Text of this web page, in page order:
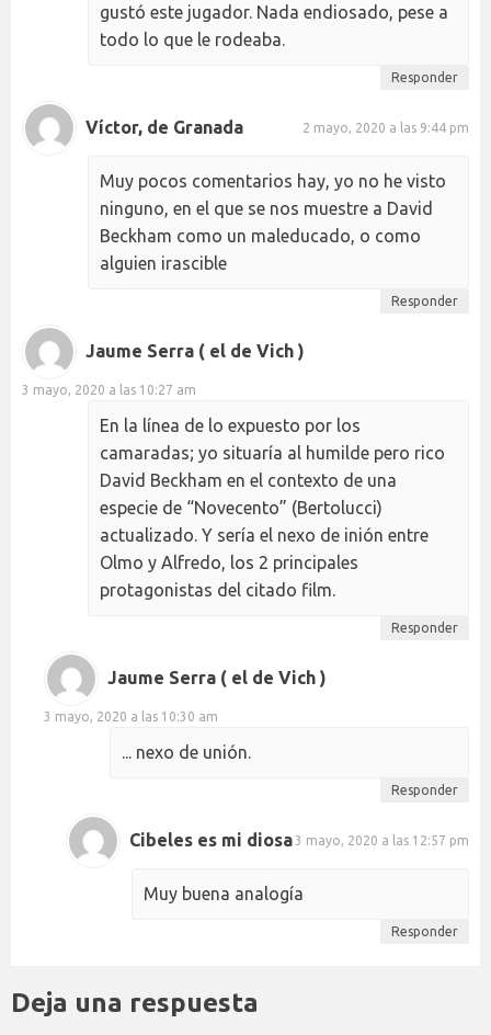
gustó este jugador. Nada endiosado, pese a
todo lo que le rodeaba.
Responder
Víctor, de Granada 2 mayo, 2020 a las 9:44 pm
Muy pocos comentarios hay, yo no he visto
ninguno, en el que se nos muestre a David
Beckham como un maleducado, o como
alguien irascible
Responder
Jaume Serra ( el de Vich )
3 mayo, 2020 a las 10:27 am
En la línea de lo expuesto por los
camaradas; yo situaría al humilde pero rico
David Beckham en el contexto de una
especie de “Novecento” (Bertolucci)
actualizado. Y sería el nexo de inión entre
Olmo y Alfredo, los 2 principales
protagonistas del citado film.
Responder
Jaume Serra ( el de Vich )
3 mayo, 2020 a las 10:30 am
... nexo de unión.
Responder
Cibeles es mi diosa 3 mayo, 2020 a las 12:57 pm
Muy buena analogía
Responder
Deja una respuesta